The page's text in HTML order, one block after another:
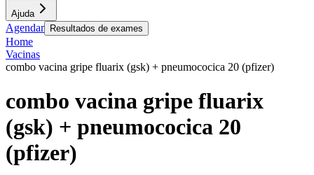
Ajuda
Agendar Resultados de exames
Home
Vacinas
combo vacina gripe fluarix (gsk) + pneumococica 20 (pfizer)
combo vacina gripe fluarix
(gsk) + pneumococica 20
(pfizer)